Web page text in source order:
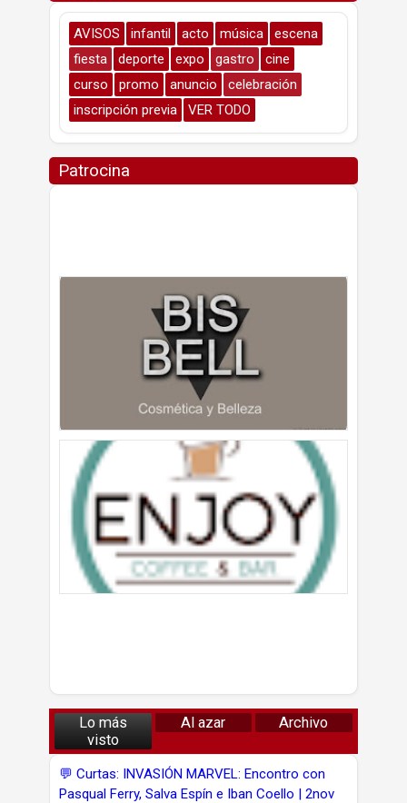
AVISOS infantil acto música
escena
fiesta
deporte expo gastro
cine
curso
promo anuncio
celebración
inscripción previa
VER TODO
Patrocina
Lo más
visto
Al azar Archivo
💬 Curtas: INVASIÓN MARVEL: Encontro con
Pasqual Ferry, Salva Espín e Iban Coello | 2nov